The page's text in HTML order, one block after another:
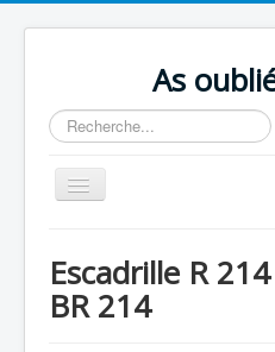
As
Rechercher
Basculer
la
Chronologie
Escadrilles
Escadrille R
BR 214